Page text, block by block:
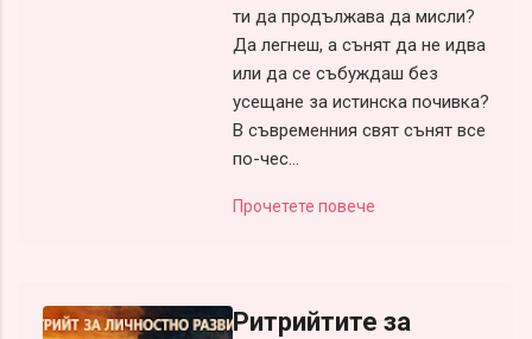
ти да продължава да мисли?
Да легнеш, а сънят да не идва
или да се събуждаш без
усещане за истинска почивка?
В съвременния свят сънят все
по-чес...
Прочетете повече
Ритрийтите за